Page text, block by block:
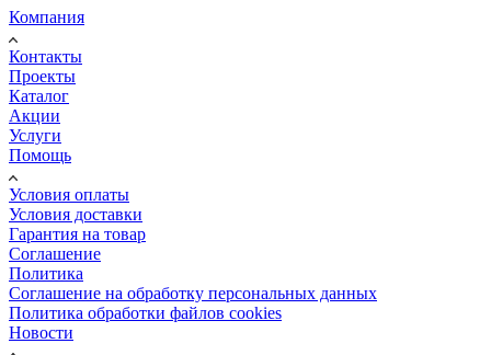
Компания
Контакты
Проекты
Каталог
Акции
Услуги
Помощь
Условия оплаты
Условия доставки
Гарантия на товар
Соглашение
Политика
Соглашение на обработку персональных данных
Политика обработки файлов cookies
Новости